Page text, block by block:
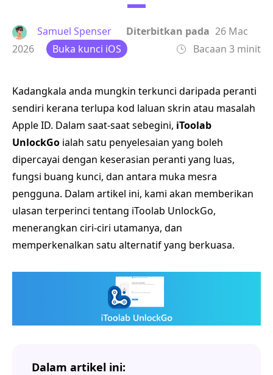
Samuel Spenser Diterbitkan pada 26 Mac
2026
Buka kunci iOS Bacaan 3 minit
Kadangkala anda mungkin terkunci daripada peranti
sendiri kerana terlupa kod laluan skrin atau masalah
Apple ID. Dalam saat-saat sebegini, iToolab
UnlockGo ialah satu penyelesaian yang boleh
dipercayai dengan keserasian peranti yang luas,
fungsi buang kunci, dan antara muka mesra
pengguna. Dalam artikel ini, kami akan memberikan
ulasan terperinci tentang iToolab UnlockGo,
menerangkan ciri-ciri utamanya, dan
memperkenalkan satu alternatif yang berkuasa.
Dalam artikel ini: